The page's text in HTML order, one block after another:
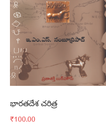
భారతదేశ చరిత్ర
₹100.00